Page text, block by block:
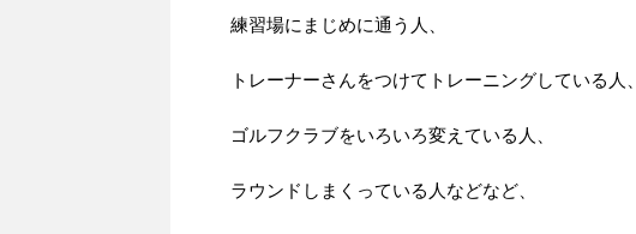
練習場にまじめに通う人、
トレーナーさんをつけてトレーニングしている人、
ゴルフクラブをいろいろ変えている人、
ラウンドしまくっている人などなど、